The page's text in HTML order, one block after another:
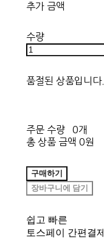
추가 금액
수량
품절된 상품입니다.
주문 수량
0개
총 상품 금액 0원
구매하기
장바구니에 담기
쉽고 빠른
토스페이 간편결제